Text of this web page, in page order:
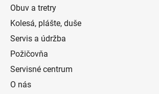
Obuv a tretry
Kolesá, plášte, duše
Servis a údržba
Požičovňa
Servisné centrum
O nás